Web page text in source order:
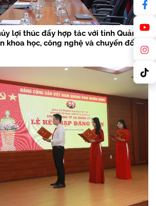
lợi thúc đẩy hợp tác với tỉnh Quảng
học, công nghệ và chuyển đổi số